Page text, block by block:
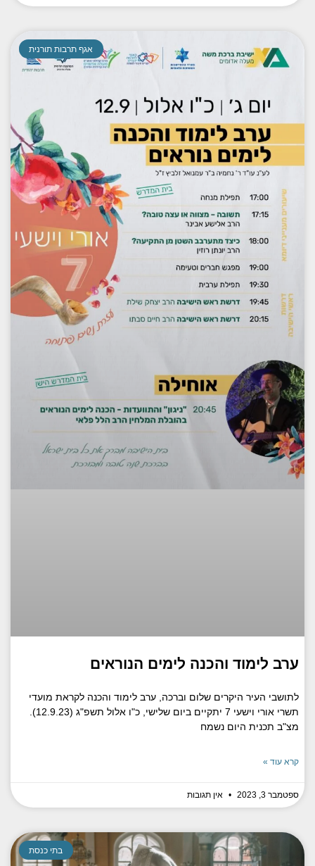
אגף תרבות תורנית
ערב לימוד והכנה לימים הנוראים
לתושבי העיר היקרים שלום וברכה, ערב לימוד והכנה לקראת מועדי
תשרי אורי וישעי 7 יתקיים ביום שלישי, כ"ו אלול תשפ"ג (12.9.23).
מצ"ב תכנית היום נשמח
קרא עוד »
ספטמבר 3, 2023 אין תגובות
בתי כנסת